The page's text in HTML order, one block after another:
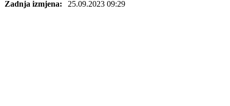
Zadnja izmjena:
25.09.2023 09:29